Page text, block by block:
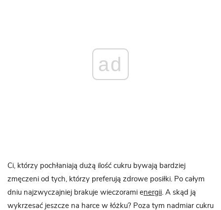
ad
Ci, którzy pochłaniają dużą ilość cukru bywają bardziej
zmęczeni od tych, którzy preferują zdrowe posiłki. Po całym
dniu najzwyczajniej brakuje wieczorami energii. A skąd ją
wykrzesać jeszcze na harce w łóżku? Poza tym nadmiar cukru